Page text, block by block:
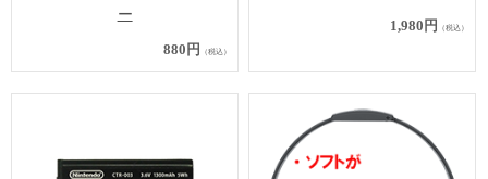
ー
880円 （税込）
1,980円 （税込）